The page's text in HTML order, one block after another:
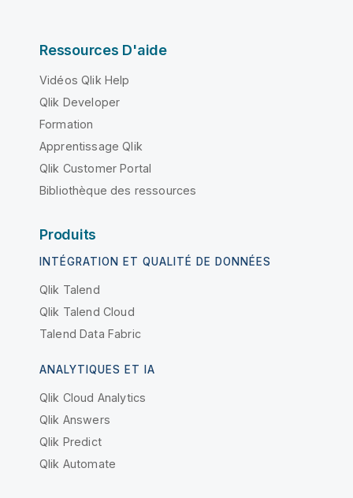
Ressources D'aide
Vidéos Qlik Help
Qlik Developer
Formation
Apprentissage Qlik
Qlik Customer Portal
Bibliothèque des ressources
Produits
INTÉGRATION ET QUALITÉ DE DONNÉES
Qlik Talend
Qlik Talend Cloud
Talend Data Fabric
ANALYTIQUES ET IA
Qlik Cloud Analytics
Qlik Answers
Qlik Predict
Qlik Automate